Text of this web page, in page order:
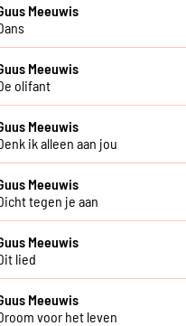
Meeuwis
Meeuwis
olifant
Meeuwis
ik alleen aan jou
Meeuwis
tegen je aan
Meeuwis
lied
Meeuwis
voor het leven